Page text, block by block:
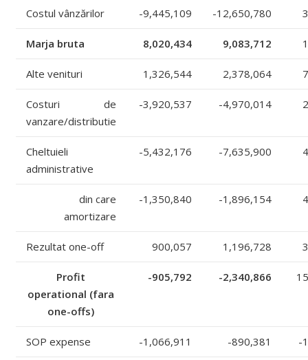
Costul vânzărilor -9,445,109 -12,650,780
Marja bruta 8,020,434 9,083,712
Alte venituri 1,326,544 2,378,064
Costuri de
vanzare/distributie
-3,920,537 -4,970,014
Cheltuieli
administrative
-5,432,176 -7,635,900
din care
amortizare
-1,350,840 -1,896,154
Rezultat one-off 900,057 1,196,728
Profit
operational (fara
one-offs)
-905,792 -2,340,866
SOP expense -1,066,911 -890,381 -